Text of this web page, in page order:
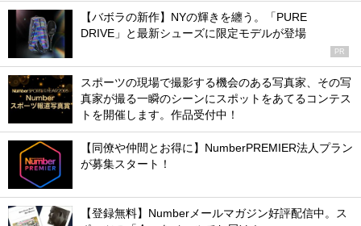
【バボラの新作】NYの輝きを纏う。「PURE
DRIVE」と最新シューズに限定モデルが登場
PR
スポーツの現場で撮影する機会のある写真家、その写
真家が撮る一瞬のシーンにスポットをあてるコンテス
トを開催します。作品受付中！
【同僚や仲間とお得に】NumberPREMIER法人プラン
が募集スタート！
【登録無料】Numberメールマガジン好評配信中。ス